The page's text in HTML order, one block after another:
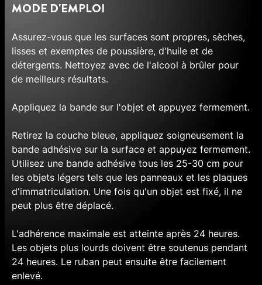
MODE D'EMPLOI
Assurez-vous que les surfaces sont propres, sèches,
lisses et exemptes de poussière, d'huile et de
détergents. Nettoyez avec de l'alcool à brûler pour
de meilleurs résultats.
Appliquez la bande sur l'objet et appuyez fermement.
Retirez la couche bleue, appliquez soigneusement la
bande adhésive sur la surface et appuyez fermement.
Utilisez une bande adhésive tous les 25-30 cm pour
les objets légers tels que les panneaux et les plaques
d'immatriculation. Une fois qu'un objet est fixé, il ne
peut plus être déplacé.
L'adhérence maximale est atteinte après 24 heures.
Les objets plus lourds doivent être soutenus pendant
24 heures. Le ruban peut ensuite être facilement
enlevé.